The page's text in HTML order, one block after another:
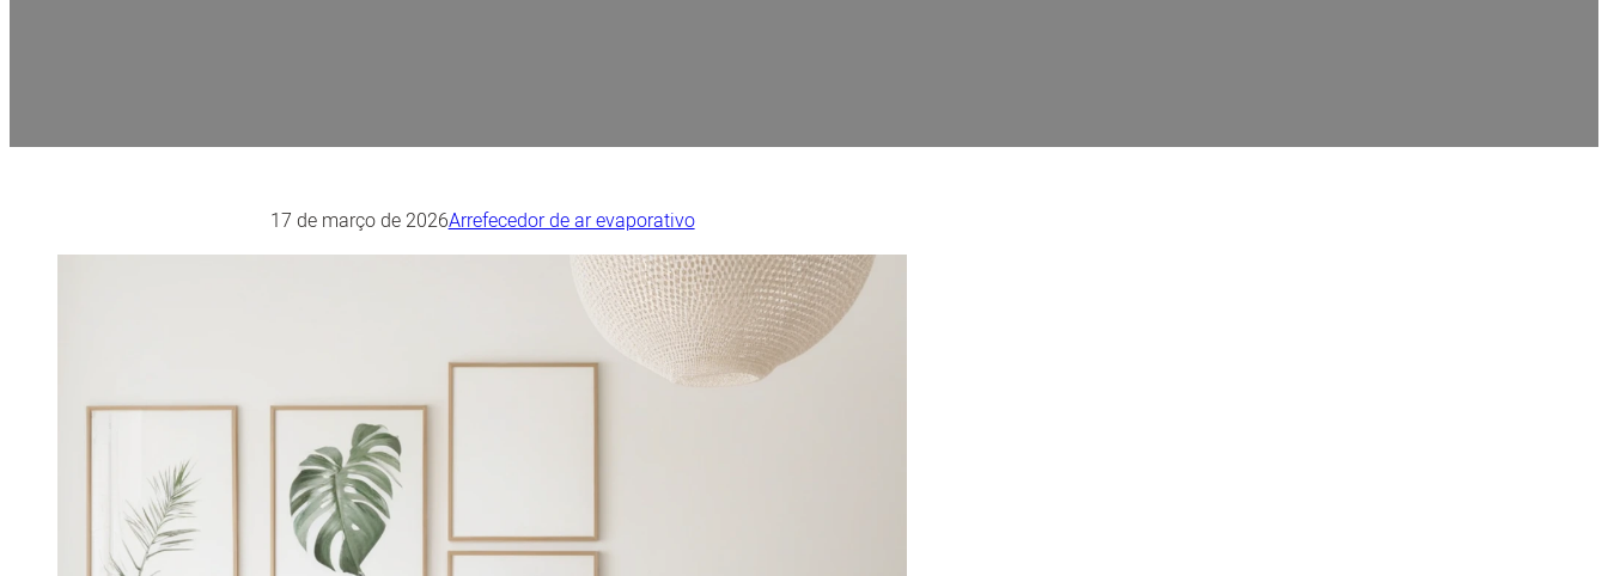
17 de março de 2026Arrefecedor de ar evaporativo